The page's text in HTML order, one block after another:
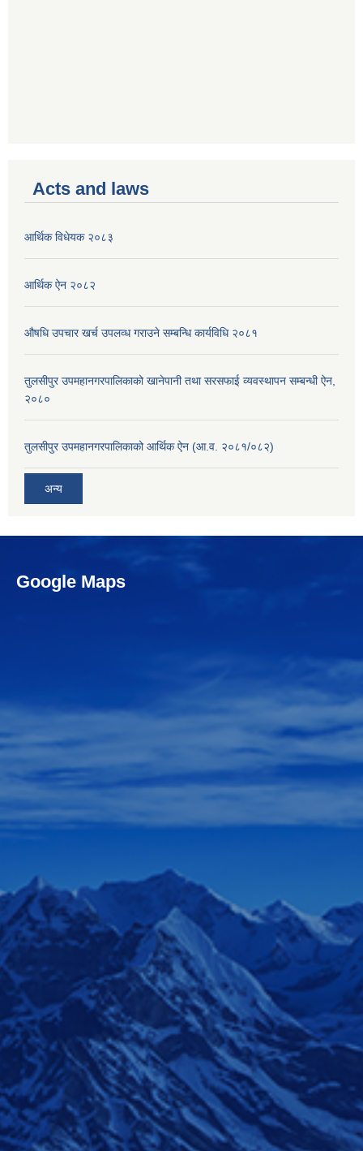
Acts and laws
आर्थिक विधेयक २०८३
आर्थिक ऐन २०८२
औषधि उपचार खर्च उपलव्ध गराउने सम्बन्धि कार्यविधि २०८१
तुलसीपुर उपमहानगरपालिकाको खानेपानी तथा सरसफाई व्यवस्थापन सम्बन्धी ऐन,
२०८०
तुलसीपुर उपमहानगरपालिकाको आर्थिक ऐन (आ.व. २०८१/०८२)
अन्य
Google Maps